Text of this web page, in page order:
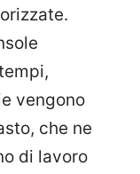
vengono
che ne
di lavoro